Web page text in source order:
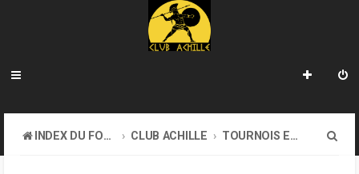
INDEX DU FORUM CLUB ACHILLE TOURNOIS ET EVENEMENTS